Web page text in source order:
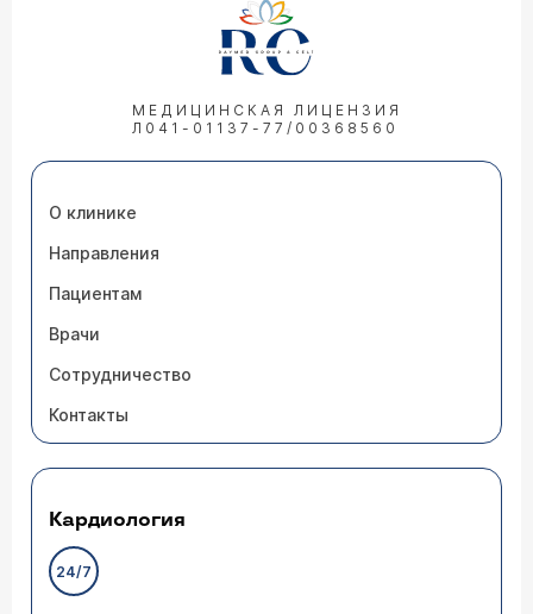
МЕДИЦИНСКАЯ ЛИЦЕНЗИЯ
Л041-01137-77/00368560
О клинике
Направления
Пациентам
Врачи
Сотрудничество
Контакты
Кардиология
24/7